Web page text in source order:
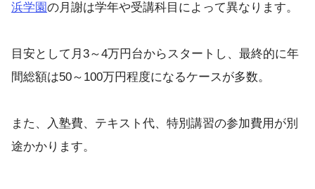
浜学園の月謝は学年や受講科目によって異なります。
目安として月3～4万円台からスタートし、最終的に年
間総額は50～100万円程度になるケースが多数。
また、入塾費、テキスト代、特別講習の参加費用が別
途かかります。